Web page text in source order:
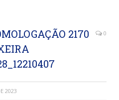
2170
0
2023